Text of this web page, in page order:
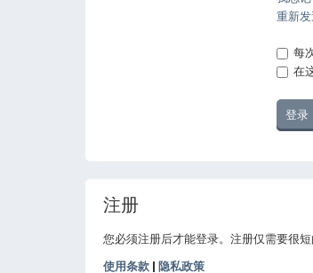
重新
每
在
注册
您必须注册后才能登录。注册仅需要很
使用条款 隐私政策